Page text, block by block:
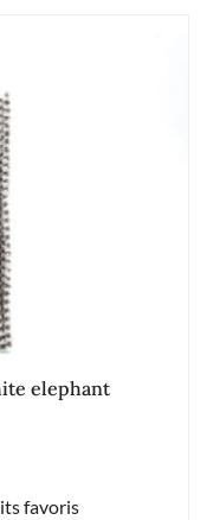
elephant
favoris